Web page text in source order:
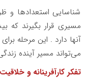
شناسایی استعدادها
مسیری قرار بگیرند که
آنها دارد . این مرحله
می‌تواند مسیر آینده
تفکر کارآفرینانه و خلاقیت